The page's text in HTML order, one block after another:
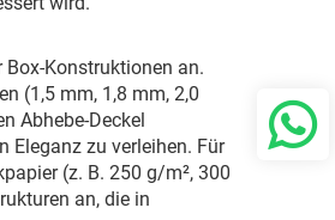
Konstruktionen an.
(1,5 mm, 1,8 mm, 2,0
Abhebe-Deckel
Eleganz zu verleihen. Für
(z. B. 250 g/m², 300
an, die in